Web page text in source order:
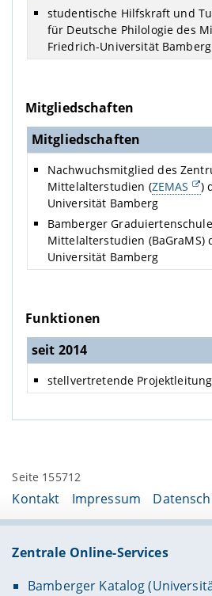
studentische Hilfskraft und
für Deutsche Philologie des
Friedrich-Universität Bamberg
Mitgliedschaften
Mitgliedschaften
Nachwuchsmitglied des
Mittelalterstudien (ZEMAS
)
Universität Bamberg
Bamberger
Mittelalterstudien (BaGraMS)
Universität Bamberg
Funktionen
seit 2014
stellvertretende Projektleitung
Seite 155712
Kontakt Impressum
Zentrale Online-Services
Bamberger Katalog